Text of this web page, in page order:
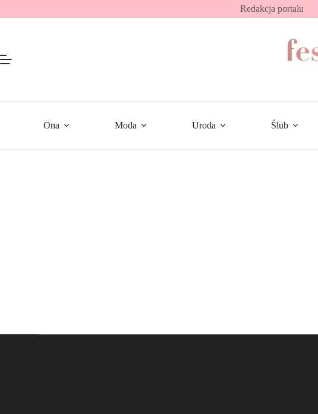
Redakcja portalu
Ona Moda Uroda Ślub